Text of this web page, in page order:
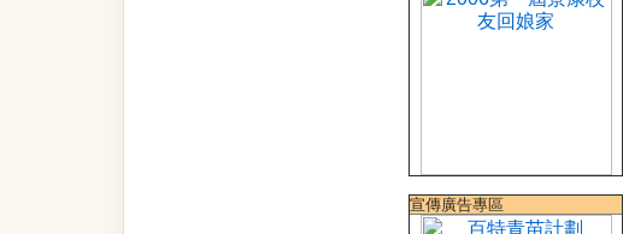
宣傳廣告專區